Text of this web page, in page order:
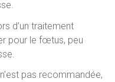
d’un traitement
pour le fœtus, peu
pas recommandée,